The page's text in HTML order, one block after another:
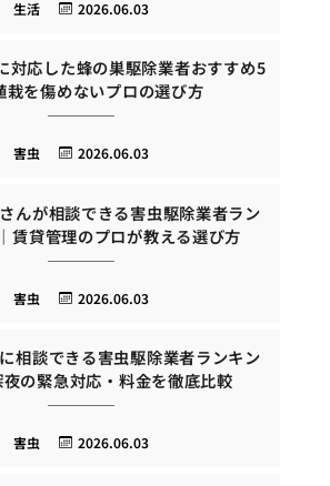
2026.06.03
生活
対応した蜂の巣駆除業者おすすめ5
栽を傷めないプロの選び方
2026.06.03
害虫
んが相談できる害虫駆除業者ラン
賃貸管理のプロが教える選び方
2026.06.03
害虫
相談できる害虫駆除業者ランキン
の緊急対応・料金を徹底比較
2026.06.03
害虫